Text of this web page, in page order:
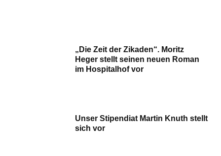
„Die Zeit der Zikaden“. Moritz
Heger stellt seinen neuen Roman
im Hospitalhof vor
Unser Stipendiat Martin Knuth stellt
sich vor